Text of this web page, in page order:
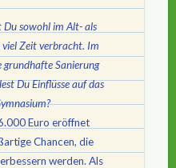
Du sowohl im Alt- als
Zeit verbracht. Im
grundhafte Sanierung
Du Einflüsse auf das
Euro eröffnet
Chancen, die
werden. Als